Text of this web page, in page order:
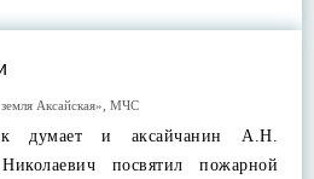
Аксайская» МЧС
думает и аксайчанин А.Н.
посвятил пожарной